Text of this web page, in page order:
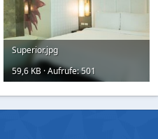
Superior.jpg
59,6 KB · Aufrufe: 501